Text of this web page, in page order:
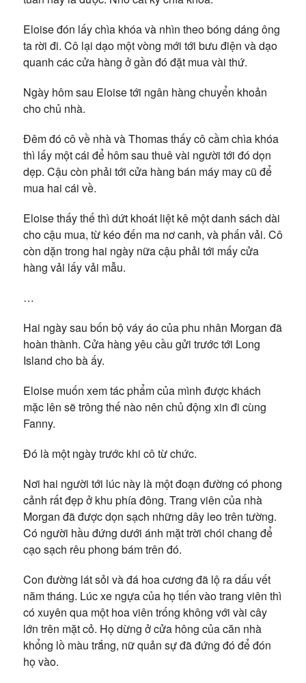
Eloise đón lấy chìa khóa và nhìn theo bóng dáng ông
ta rời đi. Cô lại dạo một vòng mới tới bưu điện và dạo
quanh các cửa hàng ở gần đó đặt mua vài thứ.
Ngày hôm sau Eloise tới ngân hàng chuyển khoản
cho chủ nhà.
Đêm đó cô về nhà và Thomas thấy cô cầm chìa khóa
thì lấy một cái để hôm sau thuê vài người tới đó dọn
dẹp. Cậu còn phải tới cửa hàng bán máy may cũ để
mua hai cái về.
Eloise thấy thế thì dứt khoát liệt kê một danh sách dài
cho cậu mua, từ kéo đến ma nơ canh, và phấn vải. Cô
còn dặn trong hai ngày nữa cậu phải tới mấy cửa
hàng vải lấy vải mẫu.
…
Hai ngày sau bốn bộ váy áo của phu nhân Morgan đã
hoàn thành. Cửa hàng yêu cầu gửi trước tới Long
Island cho bà ấy.
Eloise muốn xem tác phẩm của mình được khách
mặc lên sẽ trông thế nào nên chủ động xin đi cùng
Fanny.
Đó là một ngày trước khi cô từ chức.
Nơi hai người tới lúc này là một đoạn đường có phong
cảnh rất đẹp ở khu phía đông. Trang viên của nhà
Morgan đã được dọn sạch những dây leo trên tường.
Có người hầu đứng dưới ánh mặt trời chói chang để
cạo sạch rêu phong bám trên đó.
Con đường lát sỏi và đá hoa cương đã lộ ra dấu vết
năm tháng. Lúc xe ngựa của họ tiến vào trang viên thì
có xuyên qua một hoa viên trống không với vài cây
lớn trên mặt cỏ. Họ dừng ở cửa hông của căn nhà
khổng lồ màu trắng, nữ quản sự đã đứng đó để đón
họ vào.